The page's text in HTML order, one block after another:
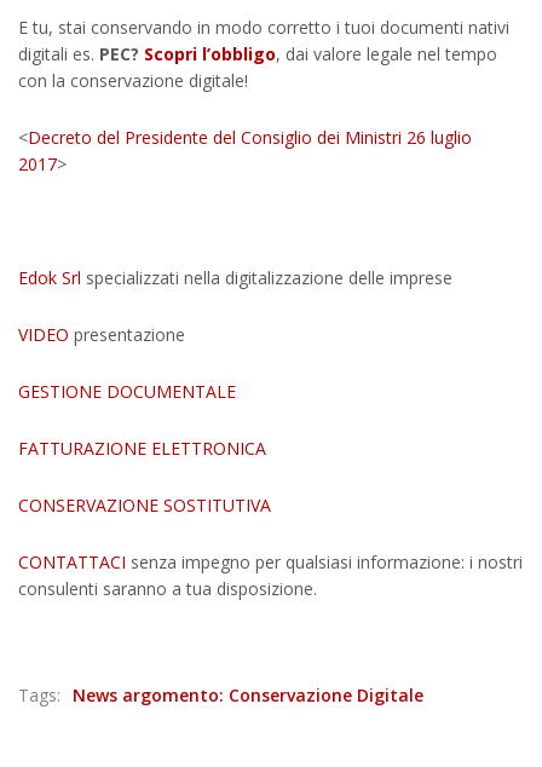
E tu, stai conservando in modo corretto i tuoi documenti nativi
digitali es. PEC? Scopri l’obbligo, dai valore legale nel tempo
con la conservazione digitale!
<Decreto del Presidente del Consiglio dei Ministri 26 luglio
2017>
Edok Srl specializzati nella digitalizzazione delle imprese
VIDEO presentazione
GESTIONE DOCUMENTALE
FATTURAZIONE ELETTRONICA
CONSERVAZIONE SOSTITUTIVA
CONTATTACI senza impegno per qualsiasi informazione: i nostri
consulenti saranno a tua disposizione.
Tags: News argomento: Conservazione Digitale